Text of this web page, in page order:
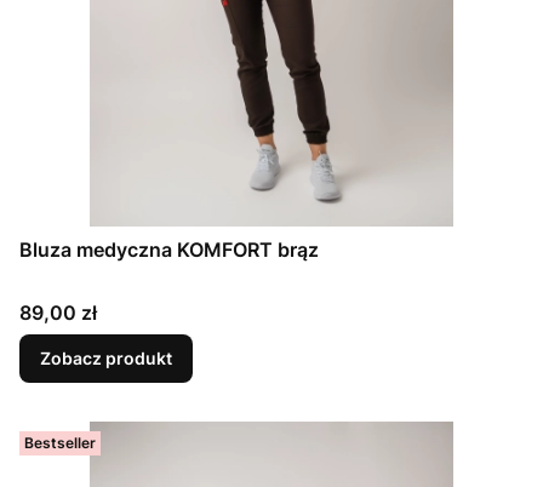
Bluza medyczna KOMFORT brąz
Cena
89,00 zł
Zobacz produkt
Bestseller